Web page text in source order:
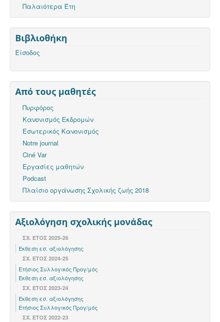
Παλαιότερα Έτη
Βιβλιοθήκη
Είσοδος
Από τους μαθητές
Πυρφόρος
Κανονισμός Εκδρομών
Εσωτερικός Κανονισμός
Notre journal
Ciné Var
Εργασίες μαθητών
Podcast
Πλαίσιο οργάνωσης Σχολικής ζωής 2018
Αξιολόγηση σχολικής μονάδας
ΣΧ. ΕΤΟΣ 2025-26
Έκθεση εσ. αξιολόγησης
ΣΧ. ΕΤΟΣ 2024-25
Ετήσιος Συλλογικός Προγ/μός
Έκθεση εσ. αξιολόγησης
ΣΧ. ΈΤΟΣ 2023-24
Έκθεση εσ. αξιολόγησης
Ετήσιος Συλλογικός Προγ/μός
ΣΧ. ΈΤΟΣ 2022-23